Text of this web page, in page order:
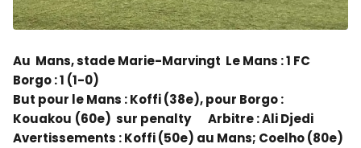
Au Mans, stade Marie-Marvingt Le Mans : 1 FC
Borgo : 1 (1-0)
But pour le Mans : Koffi (38e), pour Borgo :
Kouakou (60e) sur penalty Arbitre : Ali Djedi
Avertissements : Koffi (50e) au Mans; Coelho (80e)